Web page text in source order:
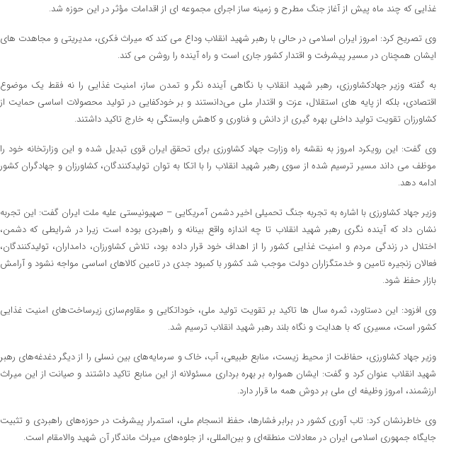
غذایی که چند ماه پیش از آغاز جنگ مطرح و زمینه‌ ساز اجرای مجموعه‌ ای از اقدامات مؤثر در این حوزه شد.
وی تصریح کرد: امروز ایران اسلامی در حالی با رهبر شهید انقلاب وداع می کند که میراث فکری، مدیریتی و مجاهدت‌ های
ایشان همچنان در مسیر پیشرفت و اقتدار کشور جاری است و راه آینده را روشن می‌ کند.
به گفته وزیر جهادکشاورزی، رهبر شهید انقلاب با نگاهی آینده‌ نگر و تمدن‌ ساز، امنیت غذایی را نه فقط یک موضوع
اقتصادی، بلکه از پایه‌ های استقلال، عزت و اقتدار ملی می‌دانستند و بر خودکفایی در تولید محصولات اساسی حمایت از
کشاورزان تقویت تولید داخلی بهره‌ گیری از دانش و فناوری و کاهش وابستگی به خارج تاکید داشتند.
وی گفت: این رویکرد امروز به نقشه راه وزارت جهاد کشاورزی برای تحقق ایران قوی تبدیل شده و این وزارتخانه خود را
موظف می‌ داند مسیر ترسیم‌ شده از سوی رهبر شهید انقلاب را با اتکا به توان تولیدکنندگان، کشاورزان و جهادگران کشور
ادامه دهد.
وزیر جهاد کشاورزی با اشاره به تجربه جنگ تحمیلی اخیر دشمن آمریکایی – صهیونیستی علیه ملت ایران گفت: این تجربه
نشان داد که آینده‌ نگری رهبر شهید انقلاب تا چه اندازه واقع‌ بینانه و راهبردی بوده است زیرا در شرایطی که دشمن،
اختلال در زندگی مردم و امنیت غذایی کشور را از اهداف خود قرار داده بود، تلاش کشاورزان، دامداران، تولیدکنندگان،
فعالان زنجیره تامین و خدمتگزاران دولت موجب شد کشور با کمبود جدی در تامین کالاهای اساسی مواجه نشود و آرامش
بازار حفظ شود.
وی افزود: این دستاورد، ثمره سال‌ ها تاکید بر تقویت تولید ملی، خوداتکایی و مقاوم‌سازی زیرساخت‌های امنیت غذایی
کشور است، مسیری که با هدایت و نگاه بلند رهبر شهید انقلاب ترسیم شد.
وزیر جهاد کشاورزی، حفاظت از محیط زیست، منابع طبیعی، آب، خاک و سرمایه‌های بین‌ نسلی را از دیگر دغدغه‌های رهبر
شهید انقلاب عنوان کرد و گفت: ایشان همواره بر بهره‌ برداری مسئولانه از این منابع تاکید داشتند و صیانت از این میراث
ارزشمند، امروز وظیفه‌ ای ملی بر دوش همه ما قرار دارد.
وی خاطرنشان کرد: تاب‌ آوری کشور در برابر فشارها، حفظ انسجام ملی، استمرار پیشرفت در حوزه‌های راهبردی و تثبیت
جایگاه جمهوری اسلامی ایران در معادلات منطقه‌ای و بین‌المللی، از جلوه‌های میراث ماندگار آن شهید والامقام است.